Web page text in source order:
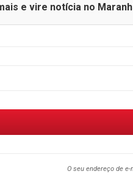
e vire notícia no
O seu endereço de